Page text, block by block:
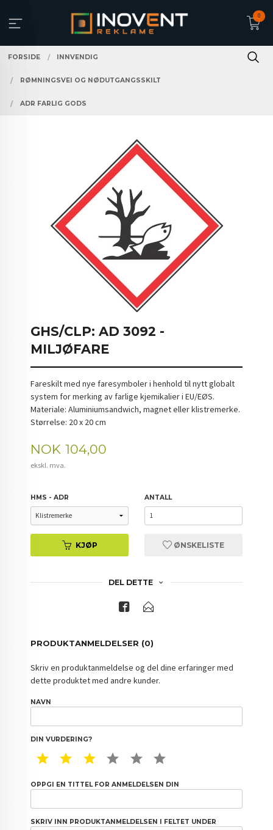
innholdet
0
FORSIDE INNVENDIG
RØMNINGSVEI OG NØDUTGANGSSKILT
ADR FARLIG GODS
GHS/CLP: AD 3092 -
MILJØFARE
Fareskilt med nye faresymboler i henhold til nytt globalt
system for merking av farlige kjemikalier i EU/EØS.
Materiale: Aluminiumsandwich, magnet eller klistremerke.
Størrelse: 20 x 20 cm
Pris
NOK 104,00
ekskl. mva.
HMS - ADR ANTALL
KJØP ØNSKELISTE
DEL DETTE
PRODUKTANMELDELSER (0)
Skriv en produktanmeldelse og del dine erfaringer med
dette produktet med andre kunder.
NAVN
DIN VURDERING?
1 STAR2 STAR3 STAR4 STAR5 STAR
OPPGI EN TITTEL FOR ANMELDELSEN DIN
SKRIV INN PRODUKTANMELDELSEN I FELTET UNDER